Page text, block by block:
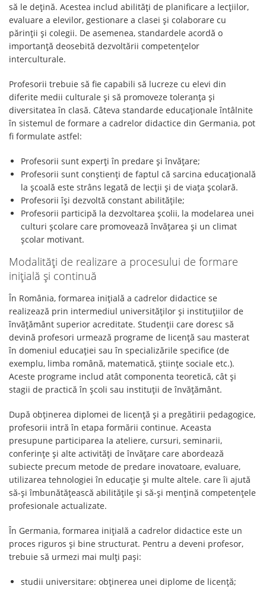
să le dețină. Acestea includ abilități de planificare a lecțiilor,
evaluare a elevilor, gestionare a clasei și colaborare cu
părinții și colegii. De asemenea, standardele acordă o
importanță deosebită dezvoltării competențelor
interculturale.
Profesorii trebuie să fie capabili să lucreze cu elevi din
diferite medii culturale și să promoveze toleranța și
diversitatea în clasă. Câteva standarde educaționale întâlnite
în sistemul de formare a cadrelor didactice din Germania, pot
fi formulate astfel:
Profesorii sunt experți în predare și învățare;
Profesorii sunt conștienți de faptul că sarcina educațională
la școală este strâns legată de lecții și de viața școlară.
Profesorii își dezvoltă constant abilitățile;
Profesorii participă la dezvoltarea școlii, la modelarea unei
culturi școlare care promovează învățarea și un climat
școlar motivant.
Modalități de realizare a procesului de formare
inițială și continuă
În România, formarea inițială a cadrelor didactice se
realizează prin intermediul universităților și instituțiilor de
învățământ superior acreditate. Studenții care doresc să
devină profesori urmează programe de licență sau masterat
în domeniul educației sau în specializările specifice (de
exemplu, limba română, matematică, științe sociale etc.).
Aceste programe includ atât componenta teoretică, cât și
stagii de practică în școli sau instituții de învățământ.
După obținerea diplomei de licență și a pregătirii pedagogice,
profesorii intră în etapa formării continue. Aceasta
presupune participarea la ateliere, cursuri, seminarii,
conferințe și alte activități de învățare care abordează
subiecte precum metode de predare inovatoare, evaluare,
utilizarea tehnologiei în educație și multe altele. care îi ajută
să-și îmbunătățească abilitățile și să-și mențină competențele
profesionale actualizate.
În Germania, formarea inițială a cadrelor didactice este un
proces riguros și bine structurat. Pentru a deveni profesor,
trebuie să urmezi mai mulți pași:
studii universitare: obținerea unei diplome de licență;